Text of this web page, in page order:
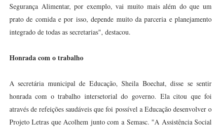
Segurança Alimentar, por exemplo, vai muito mais além do que um
prato de comida e por isso, depende muito da parceria e planejamento
integrado de todas as secretarias", destacou.
Honrada com o trabalho
A secretária municipal de Educação, Sheila Boechat, disse se sentir
honrada com o trabalho intersetorial do governo. Ela citou que foi
através de refeições saudáveis que foi possível a Educação desenvolver o
Projeto Letras que Acolhem junto com a Semasc. "A Assistência Social